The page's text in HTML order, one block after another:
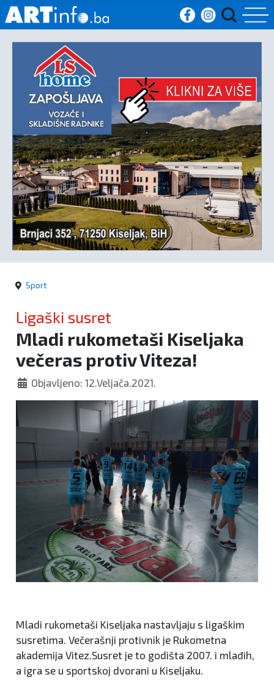
Početna
Vijesti
Sport
Kultura
Crna
kronika
Politika
Sport
Ligaški susret
Mladi rukometaši Kiseljaka
večeras protiv Viteza!
Objavljeno: 12.Veljača.2021.
Mladi rukometaši Kiseljaka nastavljaju s ligaškim
susretima. Večerašnji protivnik je Rukometna
akademija Vitez.Susret je to godišta 2007. i mlađih,
a igra se u sportskoj dvorani u Kiseljaku.